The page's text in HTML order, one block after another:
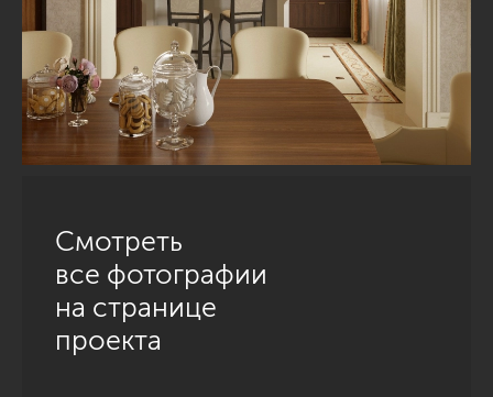
Смотреть
все фотографии
на странице
проекта